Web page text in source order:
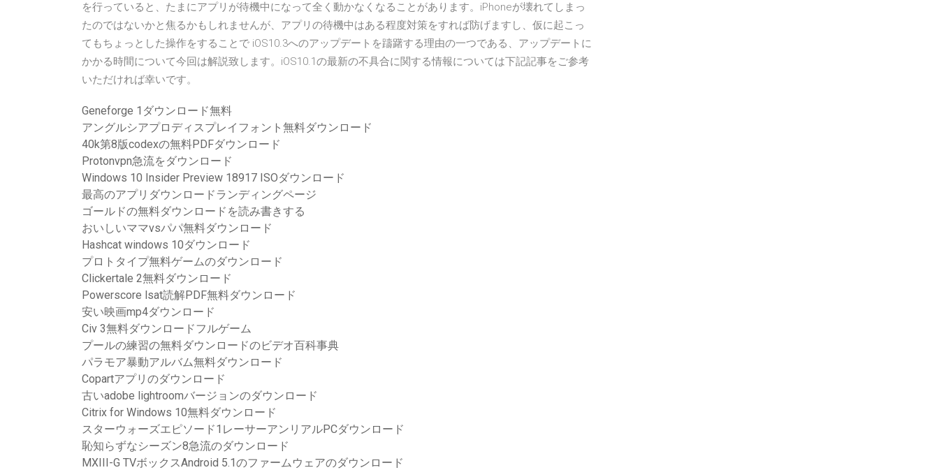
を行っていると、たまにアプリが待機中になって全く動かなくなることがあります。iPhoneが壊れてしまっ
たのではないかと焦るかもしれませんが、アプリの待機中はある程度対策をすれば防げますし、仮に起こっ
てもちょっとした操作をすることで iOS10.3へのアップデートを躊躇する理由の一つである、アップデートに
かかる時間について今回は解説致します。iOS10.1の最新の不具合に関する情報については下記記事をご参考
いただければ幸いです。
Geneforge 1ダウンロード無料
アングルシアプロディスプレイフォント無料ダウンロード
40k第8版codexの無料PDFダウンロード
Protonvpn急流をダウンロード
Windows 10 Insider Preview 18917 ISOダウンロード
最高のアプリダウンロードランディングページ
ゴールドの無料ダウンロードを読み書きする
おいしいママvsパパ無料ダウンロード
Hashcat windows 10ダウンロード
プロトタイプ無料ゲームのダウンロード
Clickertale 2無料ダウンロード
Powerscore lsat読解PDF無料ダウンロード
安い映画mp4ダウンロード
Civ 3無料ダウンロードフルゲーム
プールの練習の無料ダウンロードのビデオ百科事典
パラモア暴動アルバム無料ダウンロード
Copartアプリのダウンロード
古いadobe lightroomバージョンのダウンロード
Citrix for Windows 10無料ダウンロード
スターウォーズエピソード1レーサーアンリアルPCダウンロード
恥知らずなシーズン8急流のダウンロード
MXIII-G TVボックスAndroid 5.1のファームウェアのダウンロード